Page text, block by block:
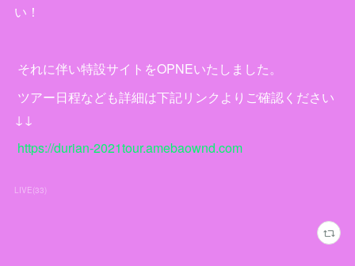
い！
それに伴い特設サイトをOPNEいたしました。
ツアー日程なども詳細は下記リンクよりご確認ください
↓↓
https://durian-2021tour.amebaownd.com
LIVE(33)